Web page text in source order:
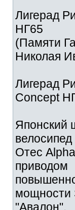
Лигерад
НГ65
(Памяти
Николая
Лигерад
Concept
Японский
велосипед
Отес
приводом
мощности
"Авалон".